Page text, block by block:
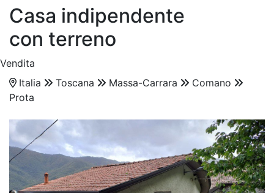
Casa indipendente
con terreno
Vendita
Italia
Toscana Massa-Carrara
Comano
Prota